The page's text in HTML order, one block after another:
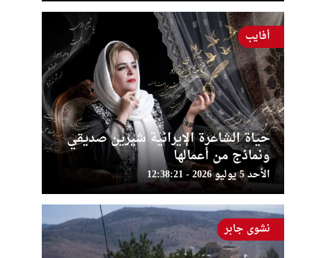
حياة الشاعرة الإيرانية شيرين صديقي
ونماذج من أعمالها
الأحد 5 يوليو 2026 - 12:38:21
أفايب
نشوى جابر